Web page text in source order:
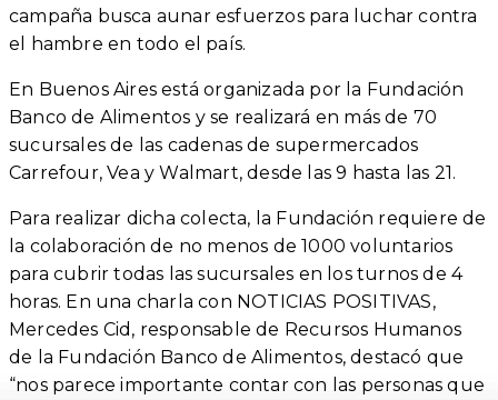
campaña busca aunar esfuerzos para luchar contra
el hambre en todo el país.
En Buenos Aires está organizada por la Fundación
Banco de Alimentos y se realizará en más de 70
sucursales de las cadenas de supermercados
Carrefour, Vea y Walmart, desde las 9 hasta las 21.
Para realizar dicha colecta, la Fundación requiere de
la colaboración de no menos de 1000 voluntarios
para cubrir todas las sucursales en los turnos de 4
horas. En una charla con NOTICIAS POSITIVAS,
Mercedes Cid, responsable de Recursos Humanos
de la Fundación Banco de Alimentos, destacó que
“nos parece importante contar con las personas que